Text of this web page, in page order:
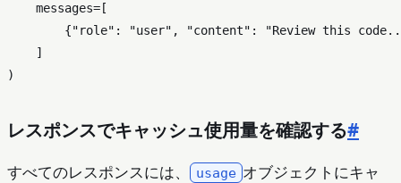
    messages=[
        {
"role" : "user" , "content" :
"Review this
    ]
レスポンスでキャッシュ使用量を確認する#
すべてのレスポンスには、 usage オブジェクトにキャ